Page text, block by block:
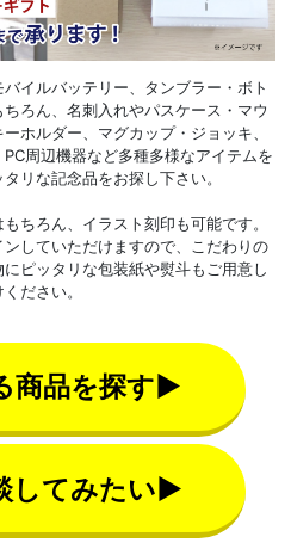
イルバッテリー、タンブラー・ボト
ろん、名刺入れやパスケース・マウ
ホルダー、マグカップ・ジョッキ、
周辺機器など多種多様なアイテムを
リな記念品をお探し下さい。
ちろん、イラスト刻印も可能です。
していただけますので、こだわりの
ピッタリな包装紙や熨斗もご用意し
ださい。
商品を探す▶
してみたい▶